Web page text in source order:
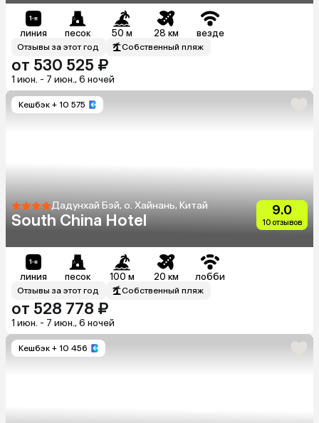
линия песок 50 м 28 км везде
Отзывы за этот год Собственный пляж
от 530 525 ₽
1 июн. - 7 июн., 6 ночей
Кешбэк + 10 575
Дадунхай Бэй, о. Хайнань, Китай
South China Hotel
9.0
10 отзывов
линия песок 100 м 20 км лобби
Отзывы за этот год Собственный пляж
от 528 778 ₽
1 июн. - 7 июн., 6 ночей
Кешбэк + 10 456